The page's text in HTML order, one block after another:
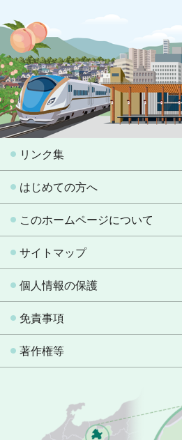
リンク集
はじめての方へ
このホームページについて
サイトマップ
個人情報の保護
免責事項
著作権等